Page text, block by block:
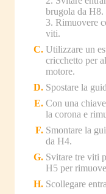
brugola da H8.
3. Rimuovere
viti.
Utilizzare un
cricchetto per
motore.
Spostare la
Con una
la corona e
Smontare la
da H4.
Svitare tre viti
H5 per
Scollegare